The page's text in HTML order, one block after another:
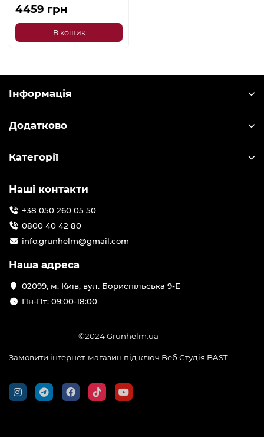
4459 грн
В кошик
Інформація
Додатково
Категорії
Наші контакти
+38 050 260 05 50
0800 40 42 80
info.grunhelm@gmail.com
Наша адреса
02099, м. Київ, вул. Бориспільська 9-Е
Пн-Пт: 09:00-18:00
©2024 Grunhelm.ua
Замовити інтернет-магазин під ключ Веб Студія BAST